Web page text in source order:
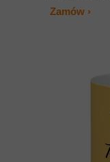
Zamów ›